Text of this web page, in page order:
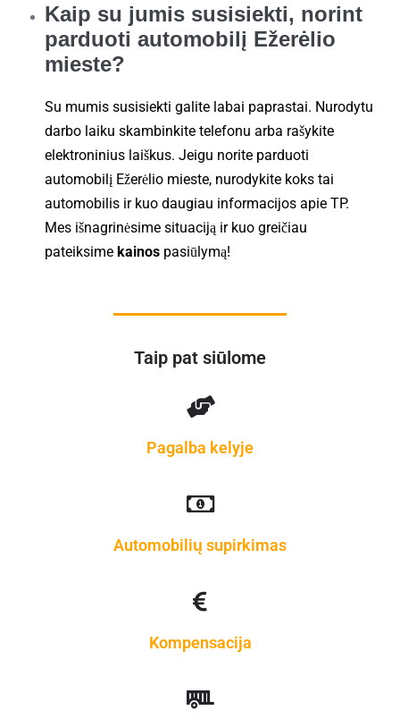
Kaip su jumis susisiekti, norint
parduoti automobilį Ežerėlio
mieste?
Su mumis susisiekti galite labai paprastai. Nurodytu
darbo laiku skambinkite telefonu arba rašykite
elektroninius laiškus. Jeigu norite parduoti
automobilį Ežerėlio mieste, nurodykite koks tai
automobilis ir kuo daugiau informacijos apie TP.
Mes išnagrinėsime situaciją ir kuo greičiau
pateiksime kainos pasiūlymą!
Taip pat siūlome
Pagalba kelyje
Automobilių supirkimas
Kompensacija